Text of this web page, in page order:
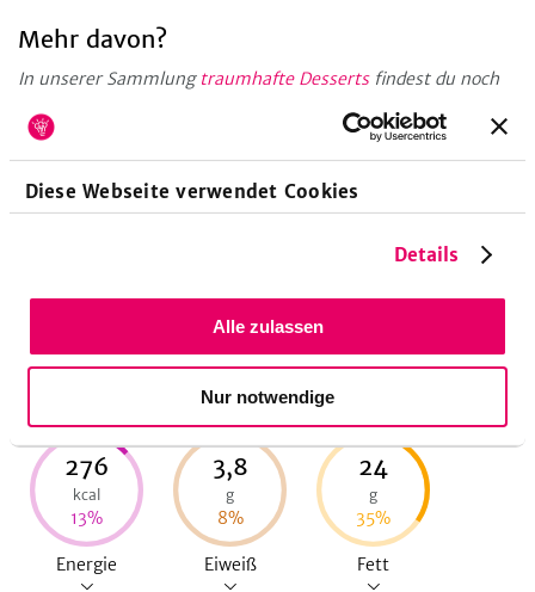
Diese Webseite verwendet Cookies
Details
Alle zulassen
Nur notwendige
Mehr davon?
In unserer Sammlung traumhafte Dessertsfindest du noch
Zubereitungsdauer
Nährwerte pro Portion
276
kcal
13%
Energie
3,8
g
8%
Eiweiß
24
g
35%
Fett